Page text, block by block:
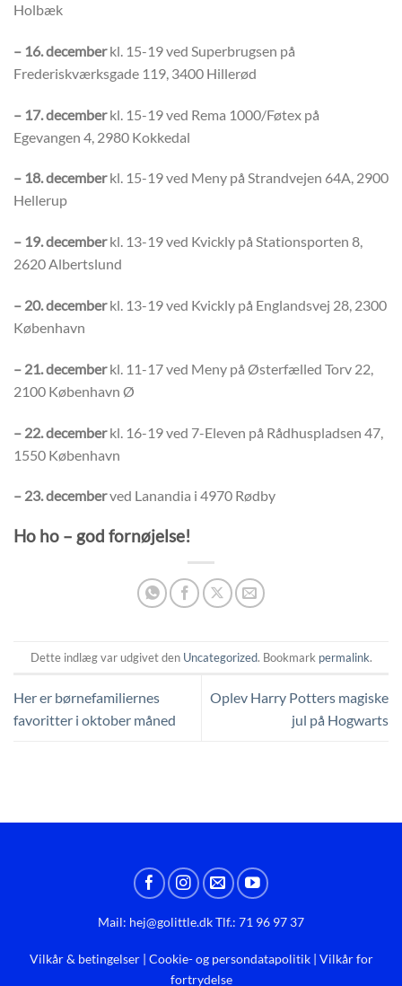
Holbæk
– 16. decemberkl. 15-19 ved Superbrugsen på
Frederiskværksgade 119, 3400 Hillerød
– 17. decemberkl. 15-19 ved Rema 1000/Føtex på
Egevangen 4, 2980 Kokkedal
– 18. decemberkl. 15-19 ved Meny på Strandvejen 64A, 2900
Hellerup
– 19. decemberkl. 13-19 ved Kvickly på Stationsporten 8,
2620 Albertslund
– 20. decemberkl. 13-19 ved Kvickly på Englandsvej 28, 2300
København
– 21. decemberkl. 11-17 ved Meny på Østerfælled Torv 22,
2100 København Ø
– 22. decemberkl. 16-19 ved 7-Eleven på Rådhuspladsen 47,
1550 København
– 23. decemberved Lanandia i 4970 Rødby
Ho ho – god fornøjelse!
Dette indlæg var udgivet den Uncategorized. Bookmark permalink.
Her er børnefamiliernes
favoritter i oktober måned
Oplev Harry Potters magiske
jul på Hogwarts
Mail: hej@golittle.dkTlf.: 71 96 97 37
Vilkår & betingelser| Cookie- og persondatapolitik| Vilkår for
fortrydelse